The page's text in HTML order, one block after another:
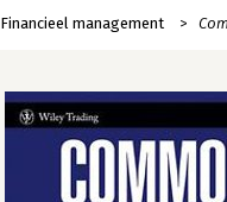
Financieel management